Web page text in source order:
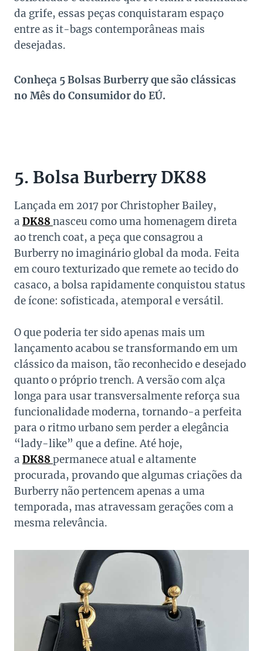
da grife, essas peças conquistaram espaço
entre as it-bags contemporâneas mais
desejadas.
Conheça 5 Bolsas Burberry que são clássicas
no Mês do Consumidor do EÚ.
5. Bolsa Burberry DK88
Lançada em 2017 por Christopher Bailey,
a DK88 nasceu como uma homenagem direta
ao trench coat, a peça que consagrou a
Burberry no imaginário global da moda. Feita
em couro texturizado que remete ao tecido do
casaco, a bolsa rapidamente conquistou status
de ícone: sofisticada, atemporal e versátil.
O que poderia ter sido apenas mais um
lançamento acabou se transformando em um
clássico da maison, tão reconhecido e desejado
quanto o próprio trench. A versão com alça
longa para usar transversalmente reforça sua
funcionalidade moderna, tornando-a perfeita
para o ritmo urbano sem perder a elegância
“lady-like” que a define. Até hoje,
a DK88 permanece atual e altamente
procurada, provando que algumas criações da
Burberry não pertencem apenas a uma
temporada, mas atravessam gerações com a
mesma relevância.